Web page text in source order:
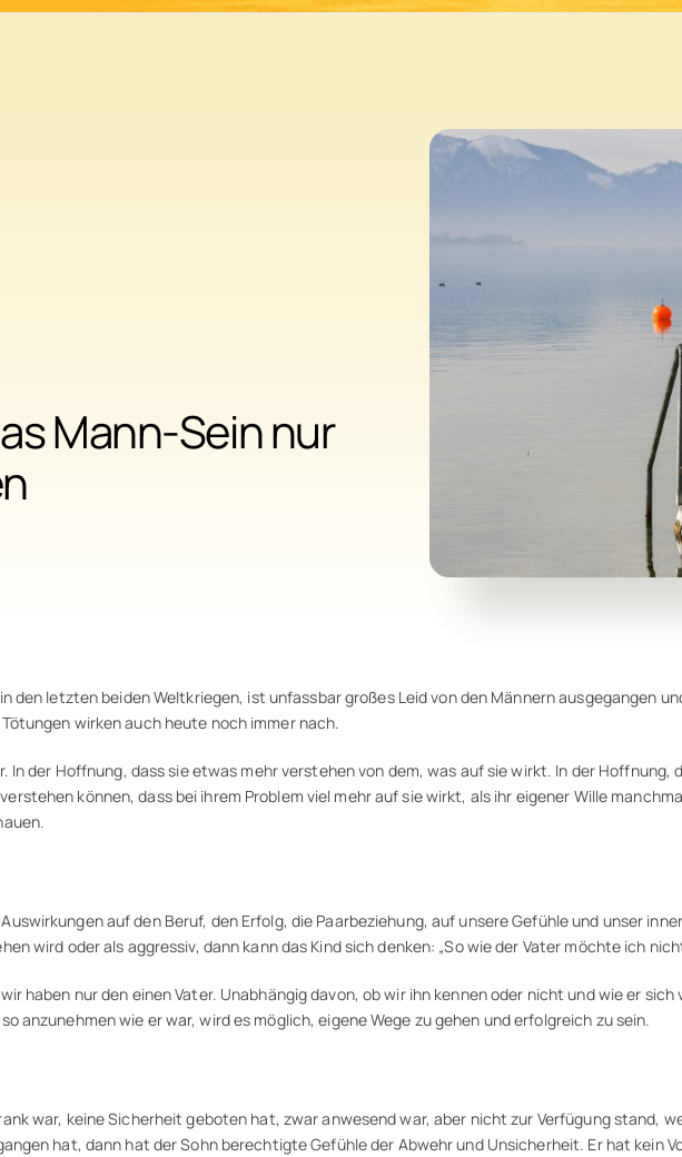
Mann-Sein nur
den letzten beiden Weltkriegen, ist unfassbar großes Leid von den Männern ausgegangen
wirken auch heute noch immer nach.
In der Hoffnung, dass sie etwas mehr verstehen von dem, was auf sie wirkt. In der
können, dass bei ihrem Problem viel mehr auf sie wirkt, als ihr eigener Wille
auf den Beruf, den Erfolg, die Paarbeziehung, auf unsere Gefühle und unser
wird oder als aggressiv, dann kann das Kind sich denken: „So wie der Vater möchte ich
haben nur den einen Vater. Unabhängig davon, ob wir ihn kennen oder nicht und wie er
anzunehmen wie er war, wird es möglich, eigene Wege zu gehen und erfolgreich zu sein.
war, keine Sicherheit geboten hat, zwar anwesend war, aber nicht zur Verfügung stand,
hat, dann hat der Sohn berechtigte Gefühle der Abwehr und Unsicherheit. Er hat kein